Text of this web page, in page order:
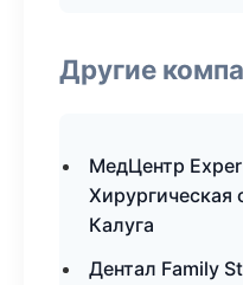
Другие
МедЦентр
Хирургическая
Калуга
Дентал Family